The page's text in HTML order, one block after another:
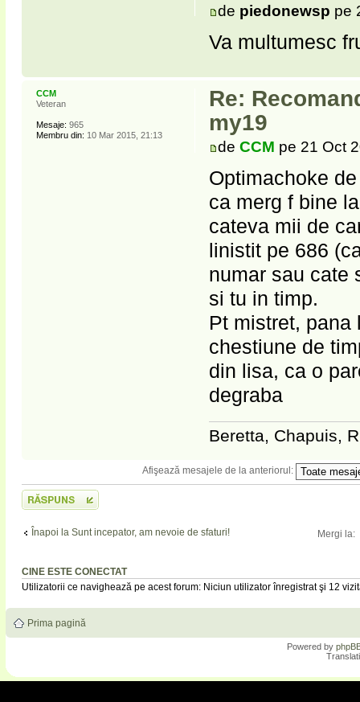
de piedonewsp pe
Va multumesc
Re:
my19
deCCM pe 21 Oct
Optimachoke
ca merg f bine
cateva mii de
linistit pe 686
numar sau cate
si tu in timp.
Pt mistret, pana
chestiune de
din lisa, ca o
degraba
Beretta, Chapuis,
CCM
Veteran
Mesaje: 965
Membru din: 10 Mar 2015, 21:13
Afişează mesajele de la anteriorul:
Scrie un răspuns
Înapoi la Sunt incepator, am nevoie de sfaturi! Mergi la:
CINE ESTE CONECTAT
Utilizatorii ce navighează pe acest forum: Niciun utilizator înregistrat şi 12
Prima pagină
Powered by